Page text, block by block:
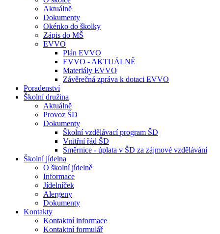
Aktuálně
Dokumenty
Okénko do školky
Zápis do MŠ
EVVO
Plán EVVO
EVVO - AKTUÁLNĚ
Materiály EVVO
Závěrečná zpráva k dotaci EVVO
Poradenství
Školní družina
Aktuálně
Provoz ŠD
Dokumenty
Školní vzdělávací program ŠD
Vnitřní řád ŠD
Směrnice - úplata v ŠD za zájmové vzdělávání
Školní jídelna
O školní jídelně
Informace
Jídelníček
Alergeny
Dokumenty
Kontakty
Kontaktní informace
Kontaktní formulář